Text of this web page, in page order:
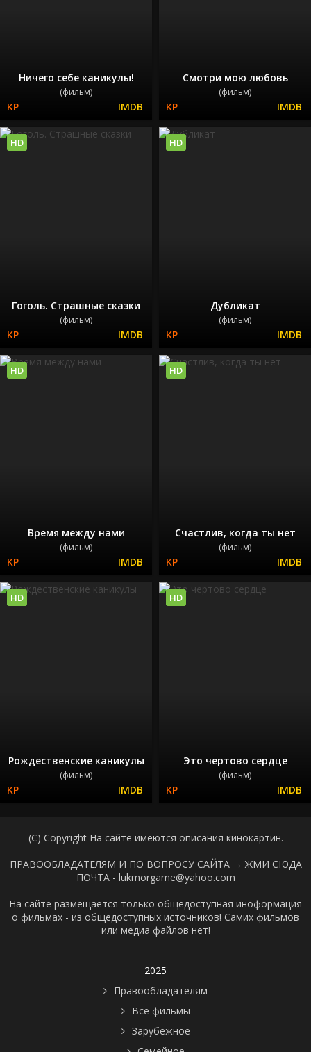
Ничего себе каникулы!
(фильм)
Смотри мою любовь
(фильм)
Гоголь. Страшные сказки
(фильм)
HD
Дубликат
(фильм)
HD
Время между нами
(фильм)
HD
Счастлив, когда ты нет
(фильм)
HD
Рождественские каникулы
(фильм)
HD
Это чертово сердце
(фильм)
HD
(C) Copyright На сайте имеются описания кинокартин.
ПРАВООБЛАДАТЕЛЯМ И ПО ВОПРОСУ САЙТА → ЖМИ СЮДА
ПОЧТА - lukmorgame@yahoo.com
На сайте размещается только общедоступная иноформация
о фильмах - из общедоступных источников! Самих фильмов
или медиа файлов нет!
2025
Правообладателям
Все фильмы
Зарубежное